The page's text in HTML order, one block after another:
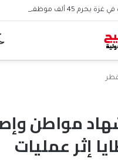
موظف من الرواتب
مواطن
إثر عمليات